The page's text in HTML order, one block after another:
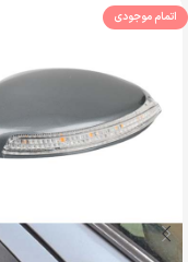
اتمام موجودی